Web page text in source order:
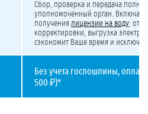
Сбор, проверка и передача
уполномоченный орган.
получения лицензии на воду:
корректировки, выгрузка
сэкономит Ваше время и
Без учета госпошлины,
500 ₽)*